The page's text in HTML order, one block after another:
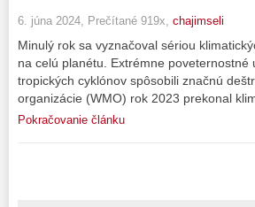
6. júna 2024, Prečítané 919x, chajimseli
Minulý rok sa vyznačoval sériou
na celú planétu. Extrémne
tropických cyklónov spôsobili značnú
organizácie (WMO) rok 2023 prekonal
Pokračovanie článku